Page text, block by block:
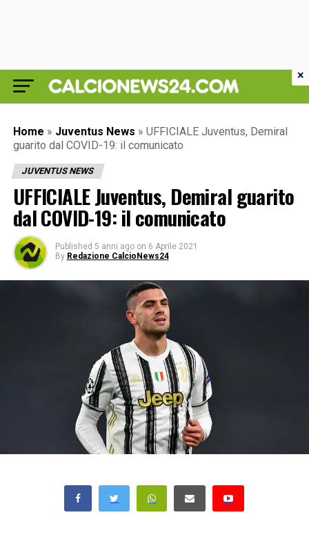
Home » Juventus News » UFFICIALE Juventus, Demiral
guarito dal COVID-19: il comunicato
JUVENTUS NEWS
UFFICIALE Juventus, Demiral guarito
dal COVID-19: il comunicato
Published 5 anni ago on 6 Aprile 2021
By Redazione CalcioNews24
×